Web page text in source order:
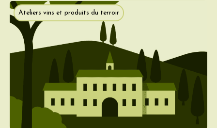
Ateliers vins et produits du terroir